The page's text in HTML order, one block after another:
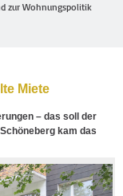
zur Wohnungspolitik
Miete
– das soll der
kam das